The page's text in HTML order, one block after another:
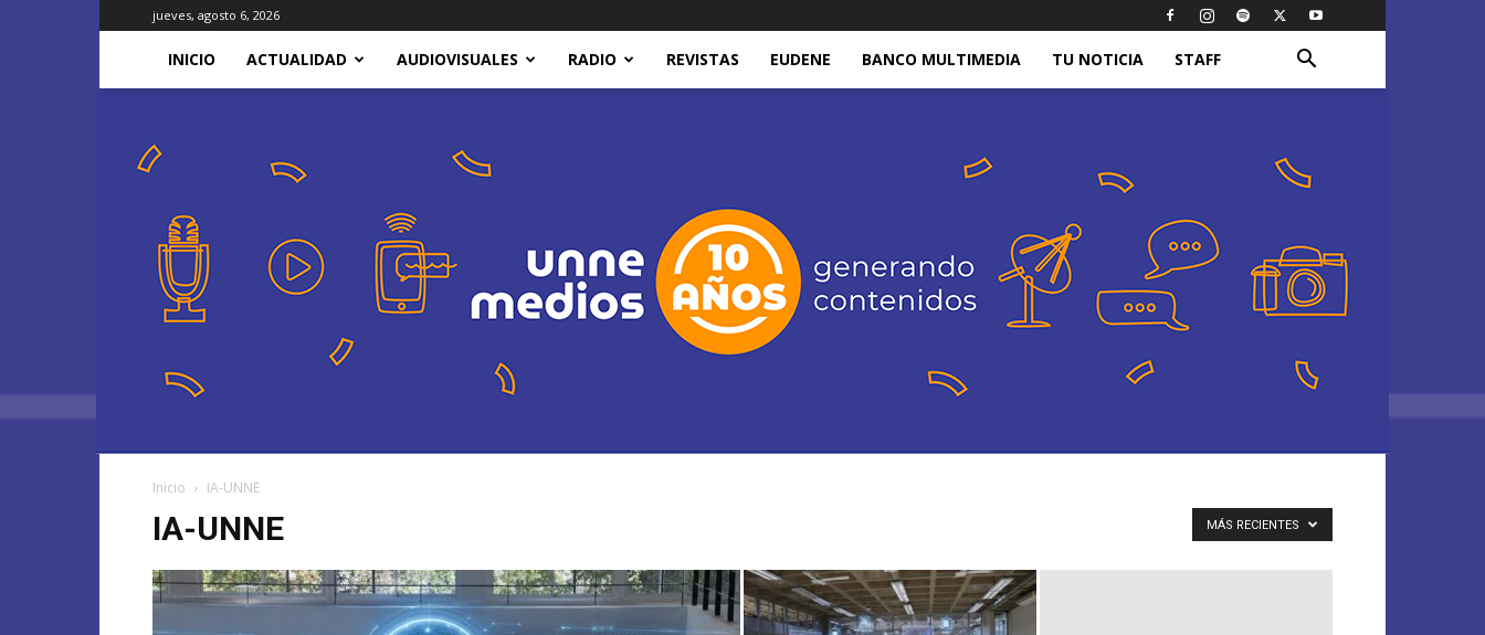
jueves, agosto 6, 2026
INICIO ACTUALIDAD AUDIOVISUALES RADIO REVISTAS EUDENE BANCO MULTIMEDIA TU NOTICIA STAFF
Inicio IA-UNNE
IA-UNNE MÁS RECIENTES